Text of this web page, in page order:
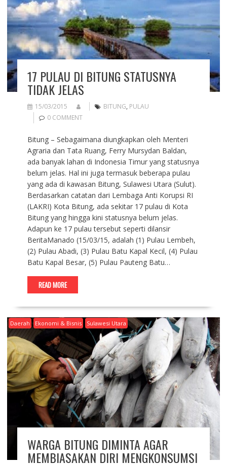
17 PULAU DI BITUNG STATUSNYA
TIDAK JELAS
15/03/2015 BITUNG, PULAU
0 COMMENT
Bitung – Sebagaimana diungkapkan oleh Menteri
Agraria dan Tata Ruang, Ferry Mursydan Baldan,
ada banyak lahan di Indonesia Timur yang statusnya
belum jelas. Hal ini juga termasuk beberapa pulau
yang ada di kawasan Bitung, Sulawesi Utara (Sulut).
Berdasarkan catatan dari Lembaga Anti Korupsi RI
(LAKRI) Kota Bitung, ada sekitar 17 pulau di Kota
Bitung yang hingga kini statusnya belum jelas.
Adapun ke 17 pulau tersebut seperti dilansir
BeritaManado (15/03/15, adalah (1) Pulau Lembeh,
(2) Pulau Abadi, (3) Pulau Batu Kapal Kecil, (4) Pulau
Batu Kapal Besar, (5) Pulau Pauteng Batu…
READ MORE
Daerah Ekonomi & Bisnis Sulawesi Utara
WARGA BITUNG DIMINTA AGAR
MEMBIASAKAN DIRI MENGKONSUMSI